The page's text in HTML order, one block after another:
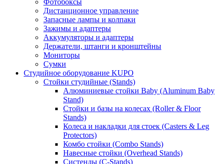
Фотобоксы
Дистанционное управление
Запасные лампы и колпаки
Зажимы и адаптеры
Аккумуляторы и адаптеры
Держатели, штанги и кронштейны
Мониторы
Сумки
Студийное оборудование KUPO
Стойки студийные (Stands)
Алюминиевые стойки Baby (Aluminum Baby
Stand)
Стойки и базы на колесах (Roller & Floor
Stands)
Колеса и накладки для стоек (Casters & Leg
Protectors)
Комбо стойки (Combo Stands)
Навесные стойки (Overhead Stands)
Систенды (C-Stands)